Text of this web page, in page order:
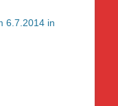
6.7.2014 in